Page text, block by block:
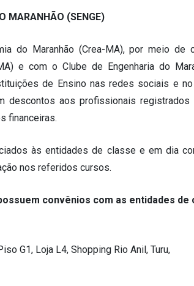
MARANHÃO (SENGE)
do Maranhão (Crea-MA), por meio
e com o Clube de Engenharia do
de Ensino nas redes sociais e
descontos aos profissionais
financeiras.
às entidades de classe e em dia
nos referidos cursos.
convênios com as entidades de
G1, Loja L4, Shopping Rio Anil, Turu,